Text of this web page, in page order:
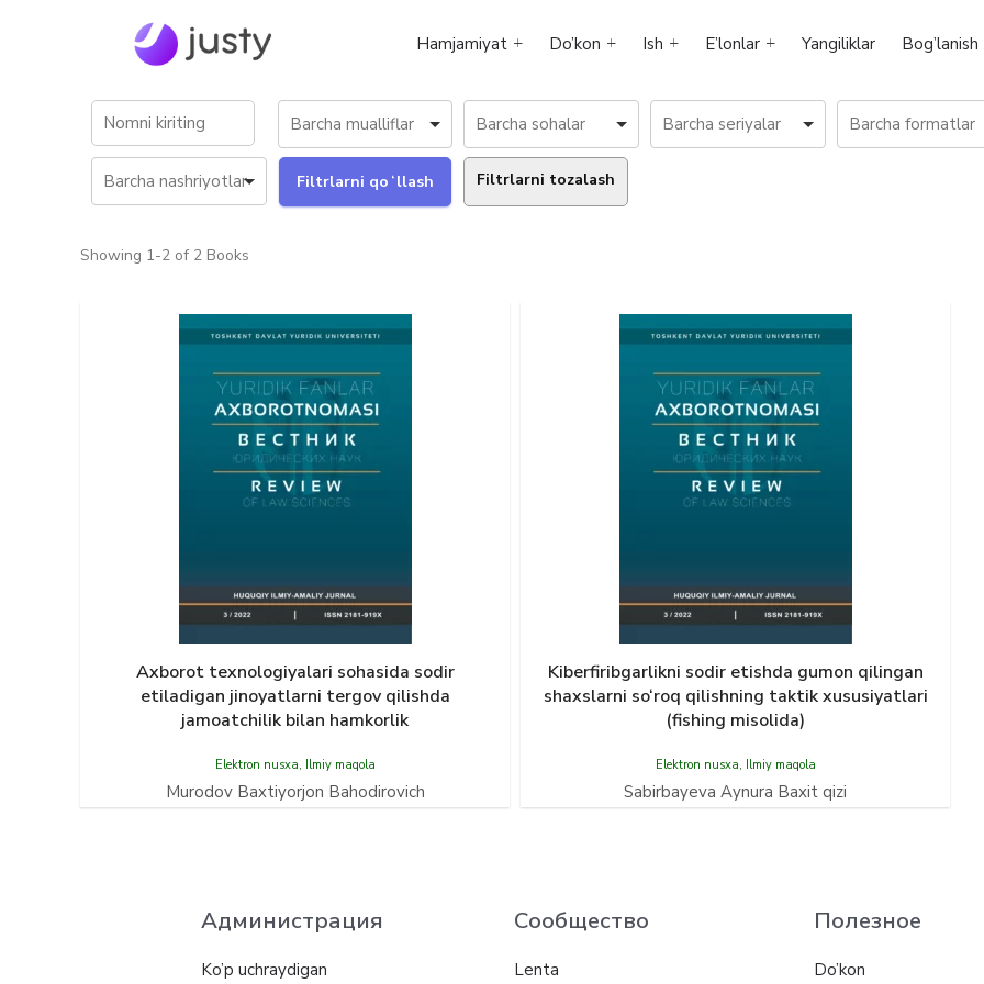
Hamjamiyat Do’kon Ish E’lonlar Yangiliklar Bog’lanish
Filtrlarni tozalash
Showing 1-2 of 2 Books
Axborot texnologiyalari sohasida sodir
etiladigan jinoyatlarni tergov qilishda
jamoatchilik bilan hamkorlik
Elektron nusxa, Ilmiy maqola
Murodov Baxtiyorjon Bahodirovich
Kiberfiribgаrlikni sodir etishdа gumon qilingаn
shаxslаrni so‘roq qilishning tаktik xususiyatlаri
(fishing misolidа)
Elektron nusxa, Ilmiy maqola
Sabirbayeva Aynura Baxit qizi
Администрация
Ko’p uchraydigan
Сообщество
Lenta
Полезное
Do’kon